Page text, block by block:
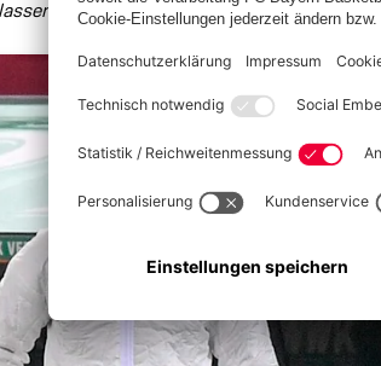
Generalprobe der Bayern in